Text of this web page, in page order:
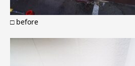
□ before